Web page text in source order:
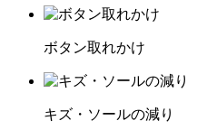
ボタン取れかけ
キズ・ソールの減り